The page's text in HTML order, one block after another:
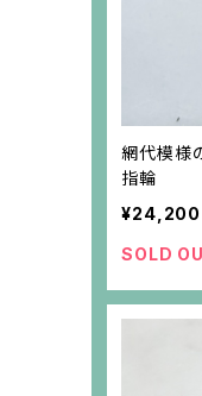
網代模様
指輪
¥24,200
SOLD